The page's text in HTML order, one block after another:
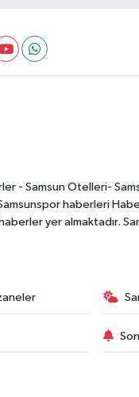
- Samsun Otelleri-
haberleri
yer almaktadır.